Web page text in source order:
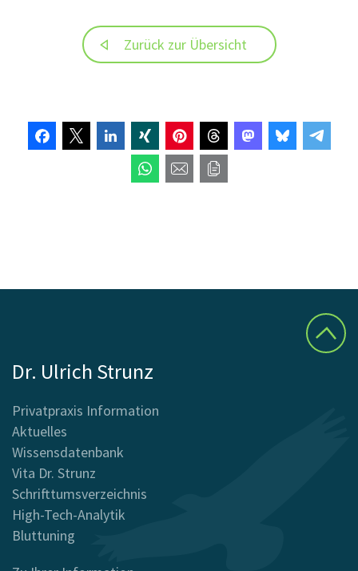
Zurück zur Übersicht
Dr. Ulrich Strunz
Privatpraxis Information
Aktuelles
Wissensdatenbank
Vita Dr. Strunz
Schrifttumsverzeichnis
High-Tech-Analytik
Bluttuning